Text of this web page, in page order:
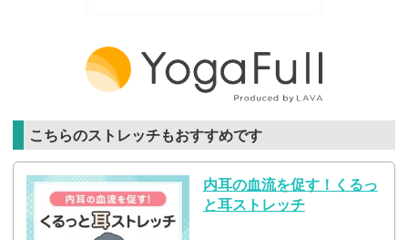
こちらのストレッチもおすすめです
内耳の血流を促す！くるっ
と耳ストレッチ